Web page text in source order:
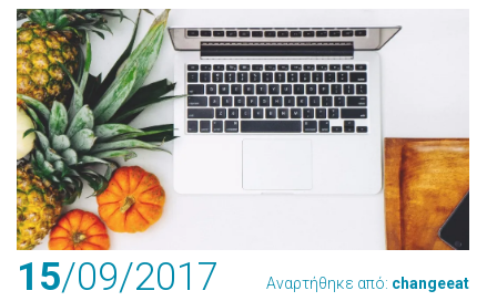
15/09/2017 Αναρτήθηκε από: changeeat